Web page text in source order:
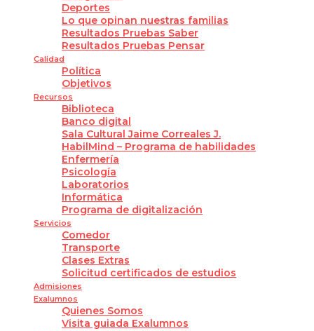
Deportes
Lo que opinan nuestras familias
Resultados Pruebas Saber
Resultados Pruebas Pensar
Calidad
Política
Objetivos
Recursos
Biblioteca
Banco digital
Sala Cultural Jaime Correales J.
HabilMind – Programa de habilidades
Enfermería
Psicología
Laboratorios
Informática
Programa de digitalización
Servicios
Comedor
Transporte
Clases Extras
Solicitud certificados de estudios
Admisiones
Exalumnos
Quienes Somos
Visita guiada Exalumnos